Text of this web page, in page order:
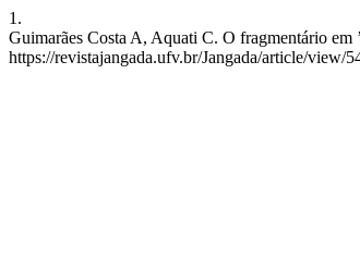
1.
Guimarães Costa A, Aquati C. O fragmentário em
https://revistajangada.ufv.br/Jangada/article/view/